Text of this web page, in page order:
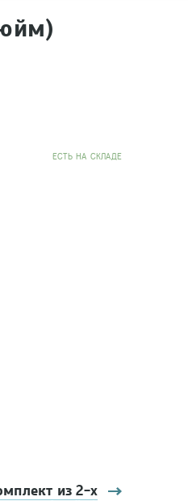
EСТЬ НА СКЛАДЕ
из 2-х